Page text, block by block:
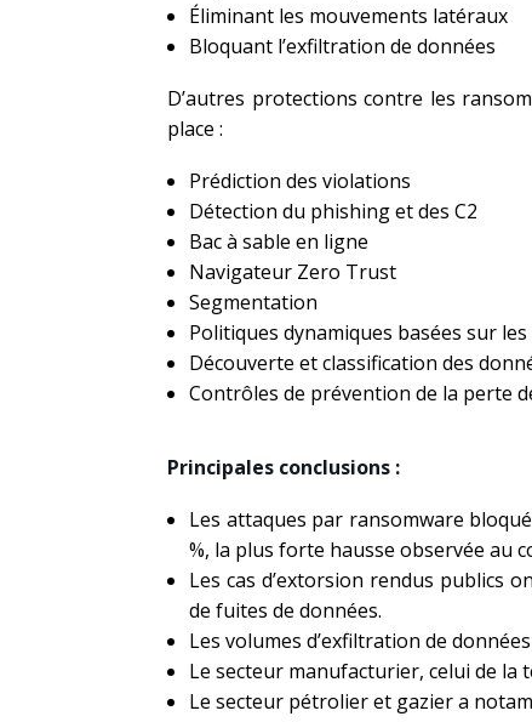
Éliminant les mouvements latéraux
Bloquant l’exfiltration de données
D’autres protections contre les
place :
Prédiction des violations
Détection du phishing et des C2
Bac à sable en ligne
Navigateur Zero Trust
Segmentation
Politiques dynamiques basées sur
Découverte et classification des
Contrôles de prévention de la perte
Principales conclusions :
Les attaques par ransomware
%, la plus forte hausse observée au
Les cas d’extorsion rendus publics
de fuites de données.
Les volumes d’exfiltration de
Le secteur manufacturier, celui de la
Le secteur pétrolier et gazier a